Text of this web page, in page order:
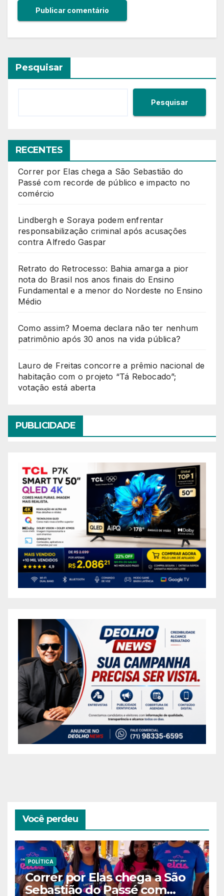
Pesquisar
Pesquisar
RECENTES
Correr por Elas chega a São Sebastião do
Passé com recorde de público e impacto no
comércio
Lindbergh e Soraya podem enfrentar
responsabilização criminal após acusações
contra Alfredo Gaspar
Retrato do Retrocesso: Bahia amarga a pior
nota do Brasil nos anos finais do Ensino
Fundamental e a menor do Nordeste no Ensino
Médio
Como assim? Moema declara não ter nenhum
patrimônio após 30 anos na vida pública?
Lauro de Freitas concorre a prêmio nacional de
habitação com o projeto “Tá Rebocado”;
votação está aberta
PUBLICIDADE
Você perdeu
POLÍTICA
Correr por Elas chega a São
Sebastião do Passé com